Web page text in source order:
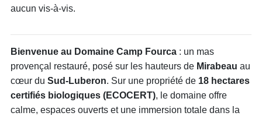
aucun vis-à-vis.
Bienvenue au Domaine Camp Fourca: un mas
provençal restauré, posé sur les hauteurs de Mirabeau au
cœur du Sud-Luberon. Sur une propriété de 18 hectares
certifiés biologiques (ECOCERT), le domaine offre
calme, espaces ouverts et une immersion totale dans la